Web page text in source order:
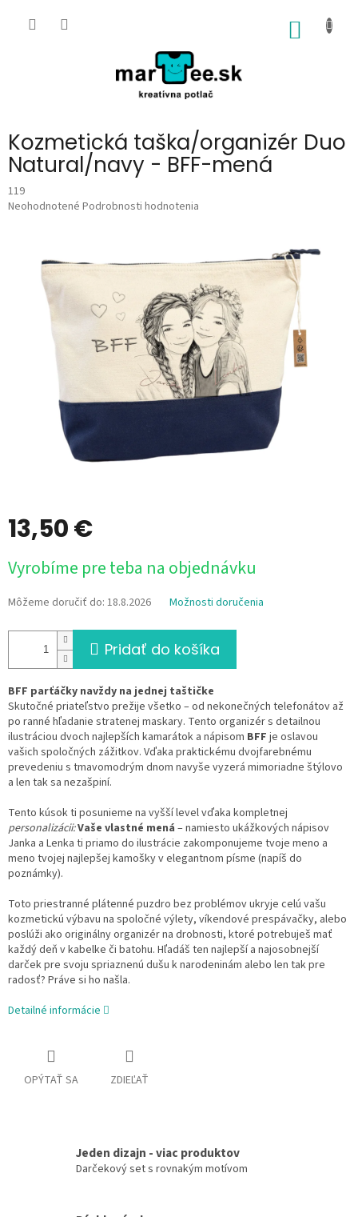
Kozmetická taška/organizér Duo
Natural/navy - BFF-mená
119
Priemerné
hviezdičiek.
Neohodnotené Podrobnosti hodnotenia
13,50 €
cena:
Vyrobíme pre teba na objednávku
Môžeme doručiť do: 18.8.2026 Možnosti doručenia
Pridať do košíka
BFF parťáčky navždy na jednej taštičke
Skutočné priateľstvo prežije všetko – od nekonečných telefonátov až
po ranné hľadanie stratenej maskary. Tento organizér s detailnou
ilustráciou dvoch najlepších kamarátok a nápisom BFF je oslavou
vašich spoločných zážitkov. Vďaka praktickému dvojfarebnému
prevedeniu s tmavomodrým dnom navyše vyzerá mimoriadne štýlovo
a len tak sa nezašpiní.
Tento kúsok ti posunieme na vyšší level vďaka kompletnej
personalizácii:Vaše vlastné mená – namiesto ukážkových nápisov
Janka a Lenka ti priamo do ilustrácie zakomponujeme tvoje meno a
meno tvojej najlepšej kamošky v elegantnom písme (napíš do
poznámky).
Toto priestranné plátenné puzdro bez problémov ukryje celú vašu
kozmetickú výbavu na spoločné výlety, víkendové prespávačky, alebo
poslúži ako originálny organizér na drobnosti, ktoré potrebuješ mať
každý deň v kabelke či batohu. Hľadáš ten najlepší a najosobnejší
darček pre svoju spriaznenú dušu k narodeninám alebo len tak pre
radosť? Práve si ho našla.
Detailné informácie
OPÝTAŤ SA ZDIEĽAŤ
Jeden dizajn - viac produktov
Darčekový set s rovnakým motívom